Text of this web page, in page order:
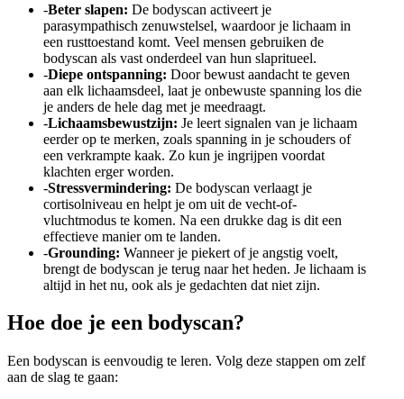
-Beter slapen: De bodyscan activeert je
parasympathisch zenuwstelsel, waardoor je lichaam in
een rusttoestand komt. Veel mensen gebruiken de
bodyscan als vast onderdeel van hun slapritueel.
-Diepe ontspanning: Door bewust aandacht te geven
aan elk lichaamsdeel, laat je onbewuste spanning los die
je anders de hele dag met je meedraagt.
-Lichaamsbewustzijn: Je leert signalen van je lichaam
eerder op te merken, zoals spanning in je schouders of
een verkrampte kaak. Zo kun je ingrijpen voordat
klachten erger worden.
-Stressvermindering: De bodyscan verlaagt je
cortisolniveau en helpt je om uit de vecht-of-
vluchtmodus te komen. Na een drukke dag is dit een
effectieve manier om te landen.
-Grounding: Wanneer je piekert of je angstig voelt,
brengt de bodyscan je terug naar het heden. Je lichaam is
altijd in het nu, ook als je gedachten dat niet zijn.
Hoe doe je een bodyscan?
Een bodyscan is eenvoudig te leren. Volg deze stappen om zelf
aan de slag te gaan: